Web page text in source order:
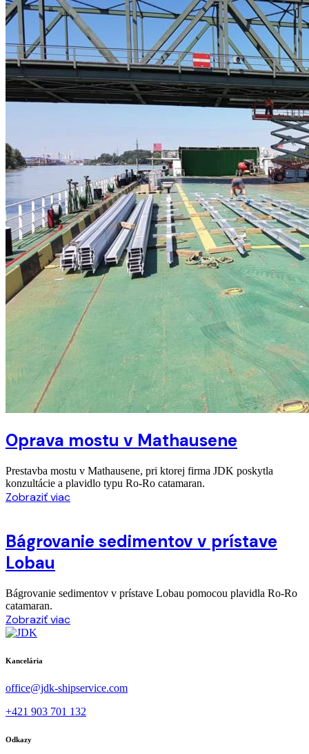
Oprava mostu v Mathausene
Prestavba mostu v Mathausene, pri ktorej firma JDK poskytla
konzultácie a plavidlo typu Ro-Ro catamaran.
Zobraziť viac
Bágrovanie sedimentov v prístave
Lobau
Bágrovanie sedimentov v prístave Lobau pomocou plavidla Ro-Ro
catamaran.
Zobraziť viac
Kancelária
office@jdk-shipservice.com
+421 903 701 132
Odkazy